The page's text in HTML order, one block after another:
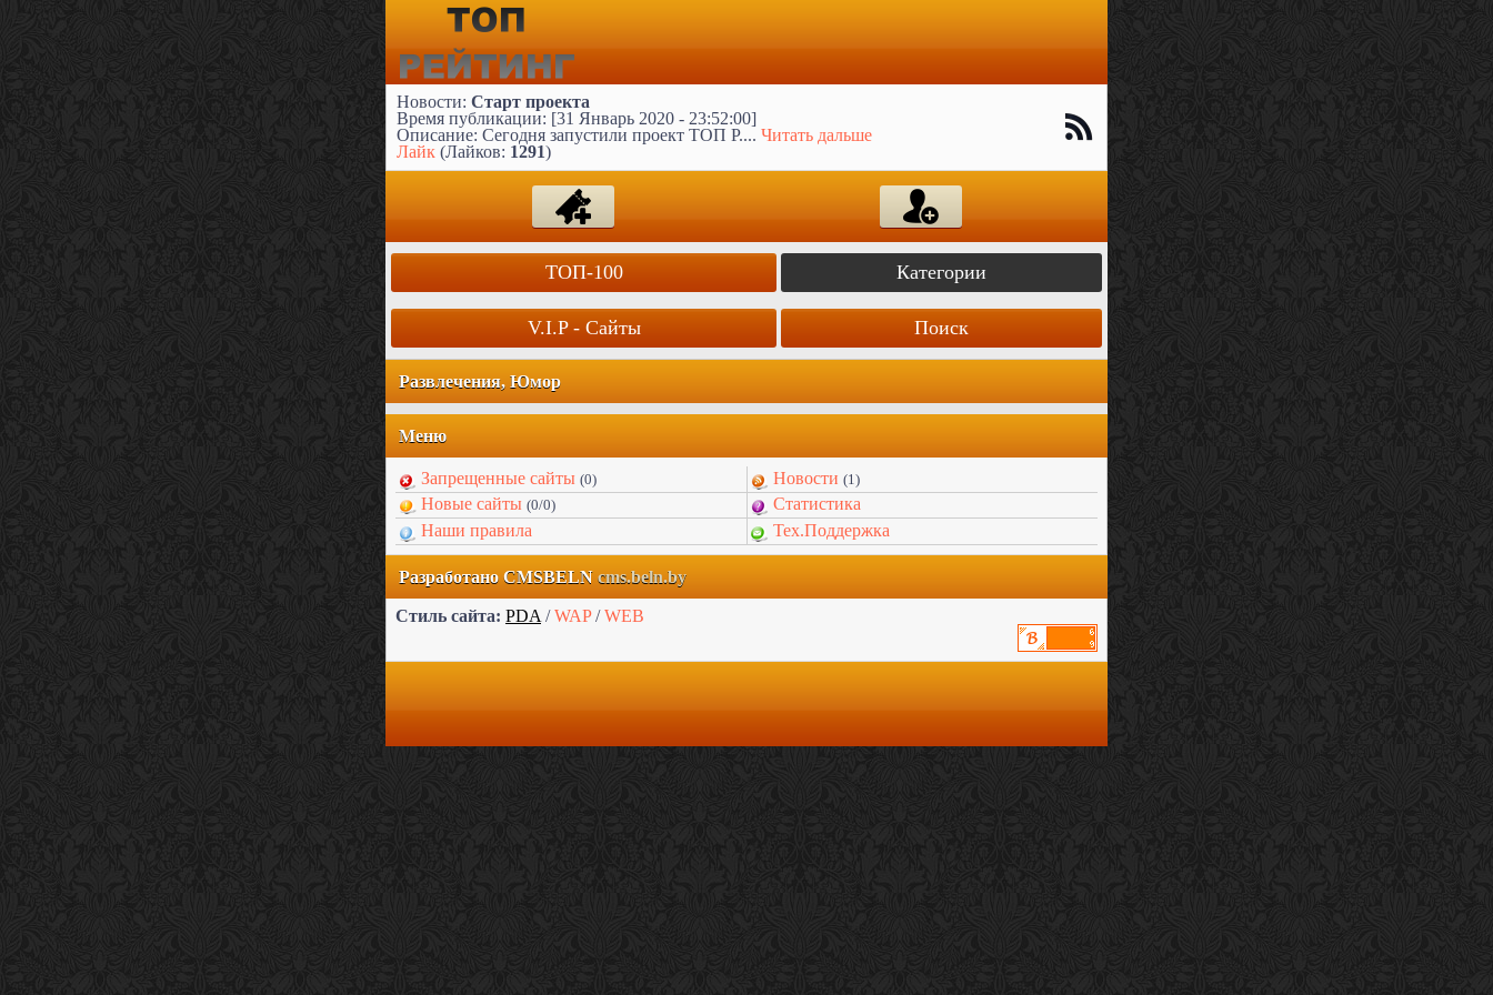
Новости: Старт проекта
Время публикации: [31 Январь 2020 - 23:52:00]
Описание: Сегодня запустили проект ТОП Р.... Читать дальше
Лайк (Лайков: 1291)
ТОП-100
V.I.P - Сайты
Категории
Поиск
Развлечения, Юмор
Меню
Запрещенные сайты (0) Новости (1)
Новые сайты (0/0)
Статистика
Наши правила
Тех.Поддержка
Разработано CMSBELN cms.beln.by
Стиль сайта: PDA /WAP/WEB